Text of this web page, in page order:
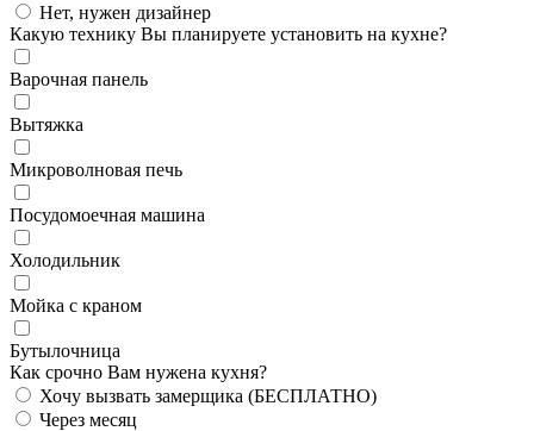
Нет, нужен дизайнер
Какую технику Вы планируете установить на кухне?
Варочная панель
Вытяжка
Микроволновая печь
Посудомоечная машина
Холодильник
Мойка с краном
Бутылочница
Как срочно Вам нужена кухня?
Хочу вызвать замерщика (БЕСПЛАТНО)
Через месяц